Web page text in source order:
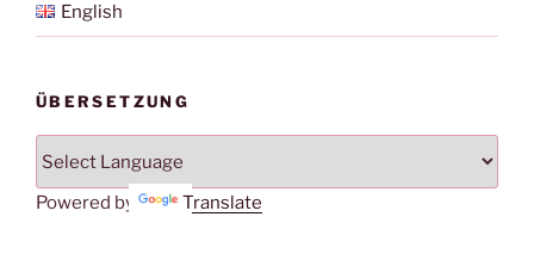
English
ÜBERSETZUNG
Powered by Translate